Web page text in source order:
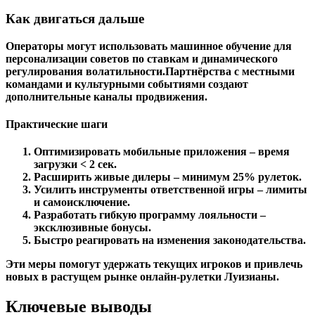
Как двигаться дальше
Операторы могут использовать машинное обучение для
персонализации советов по ставкам и динамического
регулирования волатильности.Партнёрства с местными
командами и культурными событиями создают
дополнительные каналы продвижения.
Практические шаги
Оптимизировать мобильные приложения – время
загрузки < 2 сек.
Расширить живые дилеры – минимум 25% рулеток.
Усилить инструменты ответственной игры – лимиты
и самоисключение.
Разработать гибкую программу лояльности –
эксклюзивные бонусы.
Быстро реагировать на изменения законодательства.
Эти меры помогут удержать текущих игроков и привлечь
новых в растущем рынке онлайн‑рулетки Луизианы.
Ключевые выводы